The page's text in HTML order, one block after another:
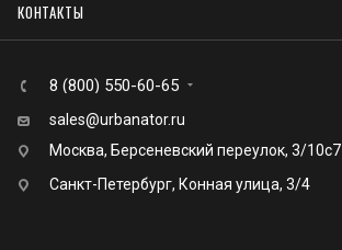
КОНТАКТЫ
8 (800) 550-60-65
sales@urbanator.ru
Москва, Берсеневский переулок, 3/10с7
Санкт-Петербург, Конная улица, 3/4